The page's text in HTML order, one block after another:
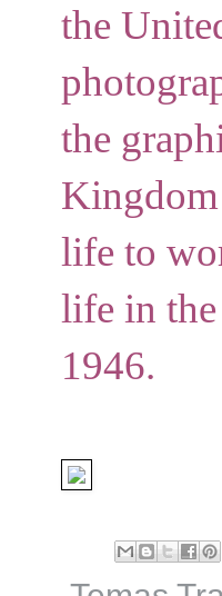
the
the
Kingdom
life to
life in
1946.